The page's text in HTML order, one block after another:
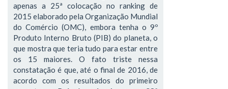
apenas a 25ª colocação no ranking de
2015 elaborado pela Organização Mundial
do Comércio (OMC), embora tenha o 9º
Produto Interno Bruto (PIB) do planeta, o
que mostra que teria tudo para estar entre
os 15 maiores. O fato triste nessa
constatação é que, até o final de 2016, de
acordo com os resultados do primeiro